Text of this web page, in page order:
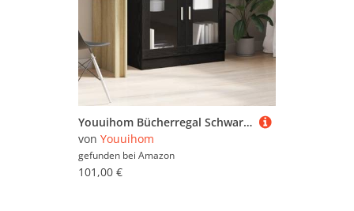
Youuihom Bücherregal Schwarz Eiche Schmal 82.5x30.5x80 cm mit 2 Türen Modernes Design für Wohnzimmer Büro Aufbewahrung
von Youuihom
gefunden bei Amazon
101,00 €